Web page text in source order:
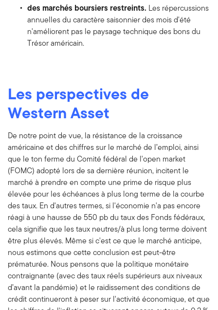
des marchés boursiers restreints. Les répercussions
annuelles du caractère saisonnier des mois d'été
n'améliorent pas le paysage technique des bons du
Trésor américain.
Les perspectives de
Western Asset
De notre point de vue, la résistance de la croissance
américaine et des chiffres sur le marché de l’emploi, ainsi
que le ton ferme du Comité fédéral de l'open market
(FOMC) adopté lors de sa dernière réunion, incitent le
marché à prendre en compte une prime de risque plus
élevée pour les échéances à plus long terme de la courbe
des taux. En d'autres termes, si l'économie n'a pas encore
réagi à une hausse de 550 pb du taux des Fonds fédéraux,
cela signifie que les taux neutres/à plus long terme doivent
être plus élevés. Même si c'est ce que le marché anticipe,
nous estimons que cette conclusion est peut-être
prématurée. Nous pensons que la politique monétaire
contraignante (avec des taux réels supérieurs aux niveaux
d’avant la pandémie) et le raidissement des conditions de
crédit continueront à peser sur l'activité économique, et que